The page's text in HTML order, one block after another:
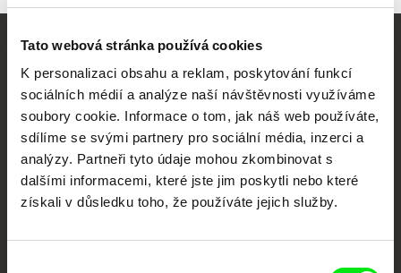
Tato webová stránka používá cookies
K personalizaci obsahu a reklam, poskytování funkcí
sociálních médií a analýze naší návštěvnosti využíváme
soubory cookie. Informace o tom, jak náš web používáte,
sdílíme se svými partnery pro sociální média, inzerci a
analýzy. Partneři tyto údaje mohou zkombinovat s
dalšími informacemi, které jste jim poskytli nebo které
získali v důsledku toho, že používáte jejich služby.
Vaše online
dokumentární kino
Nové festivalové filmy
každý týden
posouvat hranice dokumentárního filmu, propagovat jeho rozmanitost a